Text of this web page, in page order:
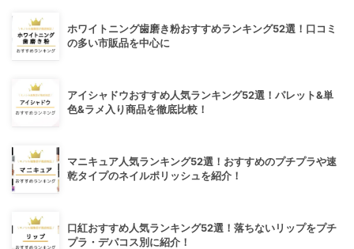
ホワイトニング歯磨き粉おすすめランキング52選！口コミ
の多い市販品を中心に
アイシャドウおすすめ人気ランキング52選！パレット&単
色&ラメ入り商品を徹底比較！
マニキュア人気ランキング52選！おすすめのプチプラや速
乾タイプのネイルポリッシュを紹介！
口紅おすすめ人気ランキング52選！落ちないリップをプチ
プラ・デパコス別に紹介！